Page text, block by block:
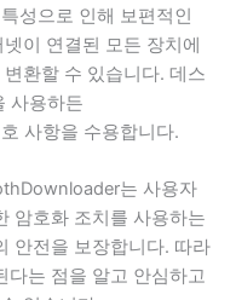
성으로 인해 보편적인
이 연결된 모든 장치에
환할 수 있습니다. 데스
사용하든
사항을 수용합니다.
는 사용자
암호화 조치를 사용하는
안전을 보장합니다. 따라
다는 점을 알고 안심하고